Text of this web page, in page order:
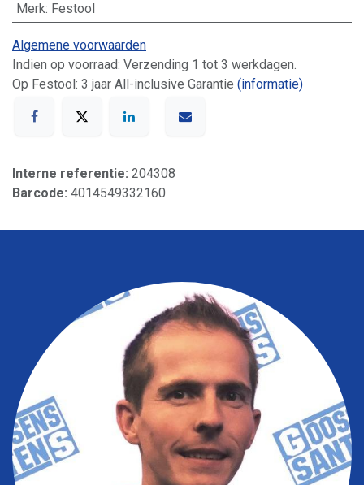
Merk: Festool
Algemene voorwaarden
Indien op voorraad: Verzending 1 tot 3 werkdagen.
Op Festool: 3 jaar All-inclusive Garantie (informatie)
Interne referentie: 204308
Barcode: 4014549332160